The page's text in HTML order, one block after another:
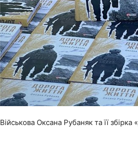
Військова Оксана Рубаняк та її